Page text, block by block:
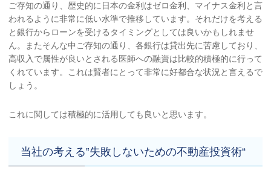
ご存知の通り、歴史的に日本の金利はゼロ金利、マイナス金利と言
われるように非常に低い水準で推移しています。それだけを考える
と銀行からローンを受けるタイミングとしては良いかもしれませ
ん。またそんな中ご存知の通り、各銀行は貸出先に苦慮しており、
高収入で属性が良いとされる医師への融資は比較的積極的に行って
くれています。これは賢者にとって非常に好都合な状況と言えるで
しょう。
これに関しては積極的に活用しても良いと思います。
当社の考える‟失敗しないための不動産投資術“